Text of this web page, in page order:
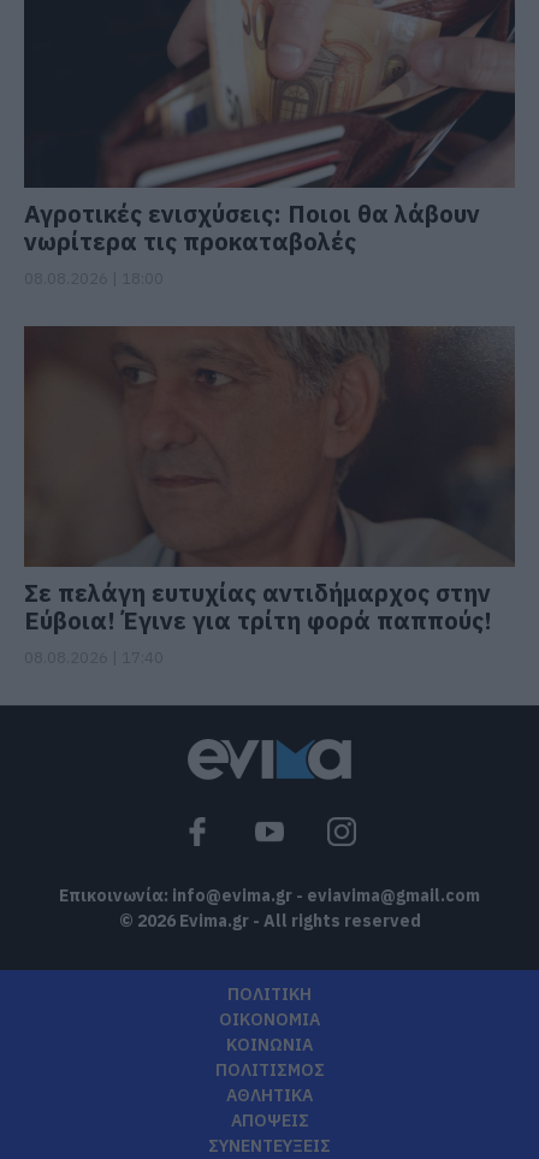
Αγροτικές ενισχύσεις: Ποιοι θα λάβουν
νωρίτερα τις προκαταβολές
Σε πελάγη ευτυχίας αντιδήμαρχος στην
Εύβοια! Έγινε για τρίτη φορά παππούς!
Επικοινωνία: info@evima.gr - eviavima@gmail.com
© 2026 Evima.gr - All rights reserved
ΠΟΛΙΤΙΚΗ
ΟΙΚΟΝΟΜΙΑ
ΚΟΙΝΩΝΙΑ
ΠΟΛΙΤΙΣΜΟΣ
ΑΘΛΗΤΙΚΑ
ΑΠΟΨΕΙΣ
ΣΥΝΕΝΤΕΥΞΕΙΣ